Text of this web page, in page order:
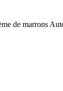
de marrons